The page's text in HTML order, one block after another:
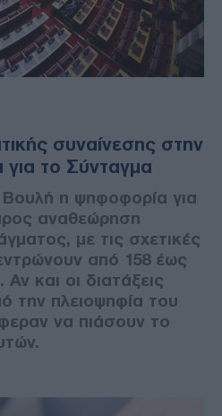
συναίνεσης στην
το Σύνταγμα
η ψηφοφορία για
αναθεώρηση
με τις σχετικές
από 158 έως
και οι διατάξεις
την πλειοψηφία του
να πιάσουν το